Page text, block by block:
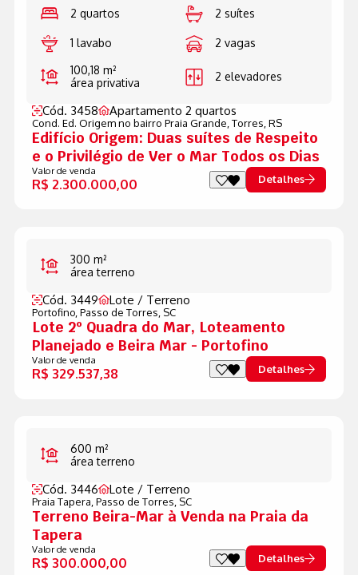
2 quartos 2 suítes
1 lavabo
2 vagas
100,18 m²
área privativa
2 elevadores
Cód. 3458 Apartamento 2 quartos
Cond. Ed. Origem no bairro Praia Grande, Torres, RS
Edifício Origem: Duas suítes de Respeito
e o Privilégio de Ver o Mar Todos os Dias
Valor de venda
R$ 2.300.000,00 Detalhes
300 m²
área terreno
Cód. 3449 Lote / Terreno
Portofino, Passo de Torres, SC
Lote 2º Quadra do Mar, Loteamento
Planejado e Beira Mar - Portofino
Valor de venda
R$ 329.537,38 Detalhes
600 m²
área terreno
Cód. 3446 Lote / Terreno
Praia Tapera,Passo de Torres, SC
Terreno Beira-Mar à Venda na Praia da
Tapera
Valor de venda
R$ 300.000,00 Detalhes